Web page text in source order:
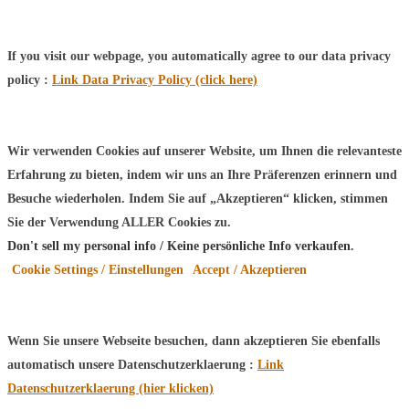
If you visit our webpage, you automatically agree to our data privacy
policy : Link Data Privacy Policy (click here)
Wir verwenden Cookies auf unserer Website, um Ihnen die relevanteste
Erfahrung zu bieten, indem wir uns an Ihre Präferenzen erinnern und
Besuche wiederholen. Indem Sie auf „Akzeptieren“ klicken, stimmen
Sie der Verwendung ALLER Cookies zu.
Don't sell my personal info / Keine persönliche Info verkaufen.
Cookie Settings / Einstellungen
Accept / Akzeptieren
Wenn Sie unsere Webseite besuchen, dann akzeptieren Sie ebenfalls
automatisch unsere Datenschutzerklaerung : Link
Datenschutzerklaerung (hier klicken)